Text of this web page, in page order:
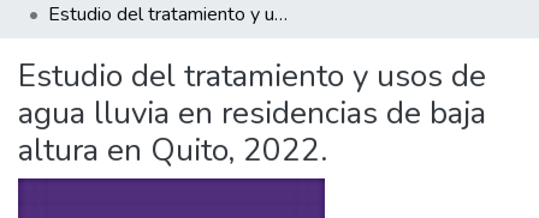
Statistics
Estudio del tratamiento y usos de agua lluvia en residencias de baja altura en Quito, 2022.
Estudio del tratamiento y usos de
agua lluvia en residencias de baja
altura en Quito, 2022.